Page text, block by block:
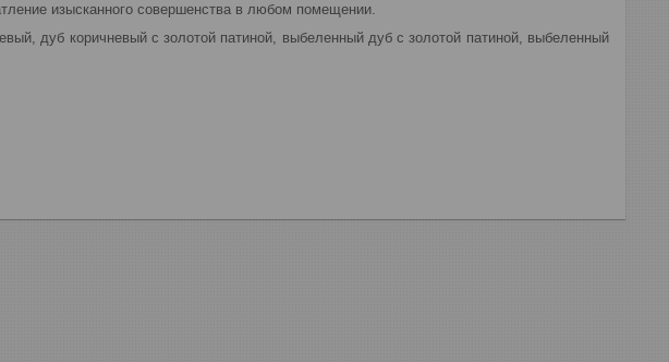
изысканного совершенства в любом помещении.
дуб коричневый с золотой патиной, выбеленный дуб с золотой патиной, выбеленный